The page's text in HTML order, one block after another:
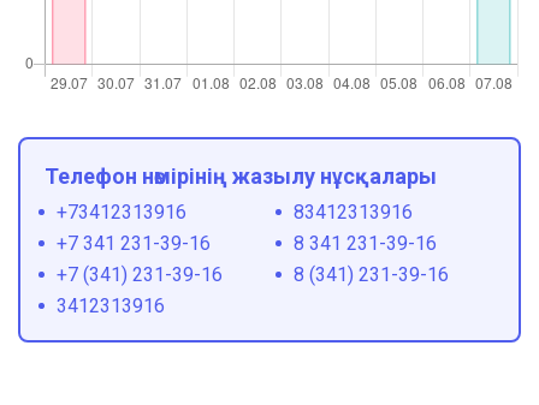
Телефон нөмірінің жазылу нұсқалары
+73412313916
83412313916
+7 341 231-39-16
8 341 231-39-16
+7 (341) 231-39-16
8 (341) 231-39-16
3412313916